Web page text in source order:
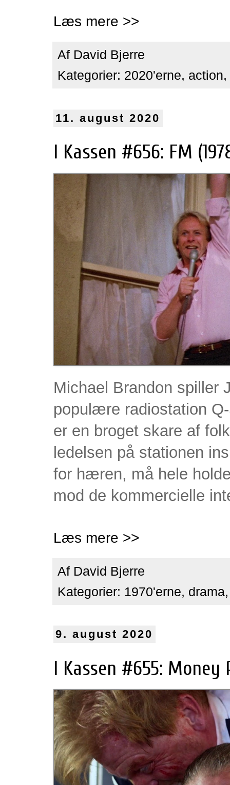
Læs mere >>
Af David Bjerre
Kategorier: 2020'erne, action,
11. august 2020
I Kassen #656: FM
Michael Brandon spiller
populære radiostation
er en broget skare af
ledelsen på stationen
for hæren, må hele
mod de kommercielle
Læs mere >>
Af David Bjerre
Kategorier: 1970'erne, drama
9. august 2020
I Kassen #655: Money